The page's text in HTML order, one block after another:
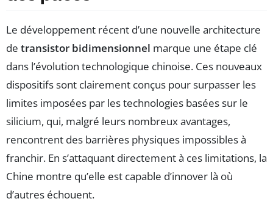
Le développement récent d’une nouvelle architecture
de transistor bidimensionnel marque une étape clé
dans l’évolution technologique chinoise. Ces nouveaux
dispositifs sont clairement conçus pour surpasser les
limites imposées par les technologies basées sur le
silicium, qui, malgré leurs nombreux avantages,
rencontrent des barrières physiques impossibles à
franchir. En s’attaquant directement à ces limitations, la
Chine montre qu’elle est capable d’innover là où
d’autres échouent.